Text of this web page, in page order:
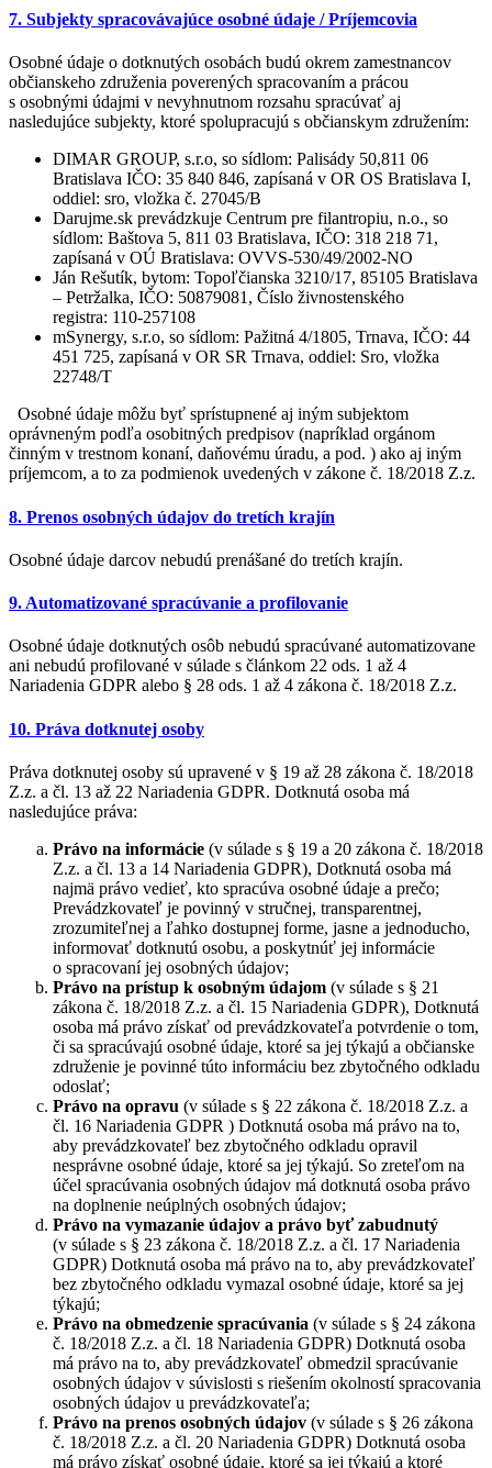
7. Subjekty spracovávajúce osobné údaje / Príjemcovia
Osobné údaje o dotknutých osobách budú okrem zamestnancov
občianskeho združenia poverených spracovaním a prácou
s osobnými údajmi v nevyhnutnom rozsahu spracúvať aj
nasledujúce subjekty, ktoré spolupracujú s občianskym združením:
DIMAR GROUP, s.r.o, so sídlom: Palisády 50,811 06
Bratislava IČO: 35 840 846, zapísaná v OR OS Bratislava I,
oddiel: sro, vložka č. 27045/B
Darujme.sk prevádzkuje Centrum pre filantropiu, n.o., so
sídlom: Baštova 5, 811 03 Bratislava, IČO: 318 218 71,
zapísaná v OÚ Bratislava: OVVS-530/49/2002-NO
Ján Rešutík, bytom: Topoľčianska 3210/17, 85105 Bratislava
– Petržalka, IČO: 50879081, Číslo živnostenského
registra: 110-257108
mSynergy, s.r.o, so sídlom: Pažitná 4/1805, Trnava, IČO: 44
451 725, zapísaná v OR SR Trnava, oddiel: Sro, vložka
22748/T
Osobné údaje môžu byť sprístupnené aj iným subjektom
oprávneným podľa osobitných predpisov (napríklad orgánom
činným v trestnom konaní, daňovému úradu, a pod. ) ako aj iným
príjemcom, a to za podmienok uvedených v zákone č. 18/2018 Z.z.
8. Prenos osobných údajov do tretích krajín
Osobné údaje darcov nebudú prenášané do tretích krajín.
9. Automatizované spracúvanie a profilovanie
Osobné údaje dotknutých osôb nebudú spracúvané automatizovane
ani nebudú profilované v súlade s článkom 22 ods. 1 až 4
Nariadenia GDPR alebo § 28 ods. 1 až 4 zákona č. 18/2018 Z.z.
10. Práva dotknutej osoby
Práva dotknutej osoby sú upravené v § 19 až 28 zákona č. 18/2018
Z.z. a čl. 13 až 22 Nariadenia GDPR. Dotknutá osoba má
nasledujúce práva:
Právo na informácie (v súlade s § 19 a 20 zákona č. 18/2018
Z.z. a čl. 13 a 14 Nariadenia GDPR), Dotknutá osoba má
najmä právo vedieť, kto spracúva osobné údaje a prečo;
Prevádzkovateľ je povinný v stručnej, transparentnej,
zrozumiteľnej a ľahko dostupnej forme, jasne a jednoducho,
informovať dotknutú osobu, a poskytnúť jej informácie
o spracovaní jej osobných údajov;
Právo na prístup k osobným údajom (v súlade s § 21
zákona č. 18/2018 Z.z. a čl. 15 Nariadenia GDPR), Dotknutá
osoba má právo získať od prevádzkovateľa potvrdenie o tom,
či sa spracúvajú osobné údaje, ktoré sa jej týkajú a občianske
združenie je povinné túto informáciu bez zbytočného odkladu
odoslať;
Právo na opravu (v súlade s § 22 zákona č. 18/2018 Z.z. a
čl. 16 Nariadenia GDPR ) Dotknutá osoba má právo na to,
aby prevádzkovateľ bez zbytočného odkladu opravil
nesprávne osobné údaje, ktoré sa jej týkajú. So zreteľom na
účel spracúvania osobných údajov má dotknutá osoba právo
na doplnenie neúplných osobných údajov;
Právo na vymazanie údajov a právo byť zabudnutý
(v súlade s § 23 zákona č. 18/2018 Z.z. a čl. 17 Nariadenia
GDPR) Dotknutá osoba má právo na to, aby prevádzkovateľ
bez zbytočného odkladu vymazal osobné údaje, ktoré sa jej
týkajú;
Právo na obmedzenie spracúvania (v súlade s § 24 zákona
č. 18/2018 Z.z. a čl. 18 Nariadenia GDPR) Dotknutá osoba
má právo na to, aby prevádzkovateľ obmedzil spracúvanie
osobných údajov v súvislosti s riešením okolností spracovania
osobných údajov u prevádzkovateľa;
Právo na prenos osobných údajov (v súlade s § 26 zákona
č. 18/2018 Z.z. a čl. 20 Nariadenia GDPR) Dotknutá osoba
má právo získať osobné údaje, ktoré sa jej týkajú a ktoré